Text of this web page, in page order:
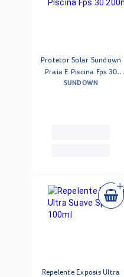
Protetor Solar Sundown
Praia E Piscina Fps 30
200ml
SUNDOWN
Repelente Exposis Ultra